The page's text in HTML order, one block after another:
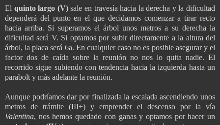
El quinto largo (V)sale en travesía hacia la derecha y la dificultad
dependerá del punto en el que decidamos comenzar a tirar recto
hacia arriba. Si superamos el árbol unos metros a su derecha la
dificultad será V. Si optamos por subir directamente a la altura del
árbol, la placa será 6a. En cualquier caso no es posible asegurar y el
factor dos de caída sobre la reunión no nos lo quita nadie. El
recorrido sigue subiendo con tendencia hacia la izquierda hasta un
parabolt y más adelante la reunión.
Aunque podríamos dar por finalizada la escalada ascendiendo unos
metros de trámite (III+) y emprender el descenso por la vía
Valentina, nos hemos quedado con ganas y optamos por hacer un